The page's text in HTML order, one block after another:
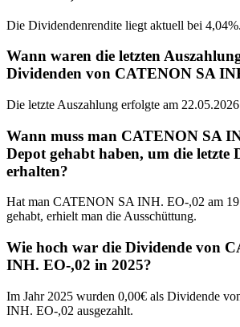
Die Dividendenrendite liegt aktuell bei 4,04%.
Wann waren die letzten
Dividenden von CATENON SA
Die letzte Auszahlung erfolgte am
Wann muss man CATENON SA
Depot gehabt haben, um die letzte
erhalten?
Hat man CATENON SA INH. EO-,02 am
gehabt, erhielt man die Ausschüttung.
Wie hoch war die Dividende von
INH. EO-,02 in 2025?
Im Jahr 2025 wurden 0,00€ als Dividende
INH. EO-,02 ausgezahlt.